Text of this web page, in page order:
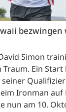
bezwingen
Simon
Traum. Ein
seiner
Ironman
nun am 10.